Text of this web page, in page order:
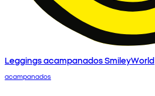
Leggings acampanados SmileyWorld
acampanados